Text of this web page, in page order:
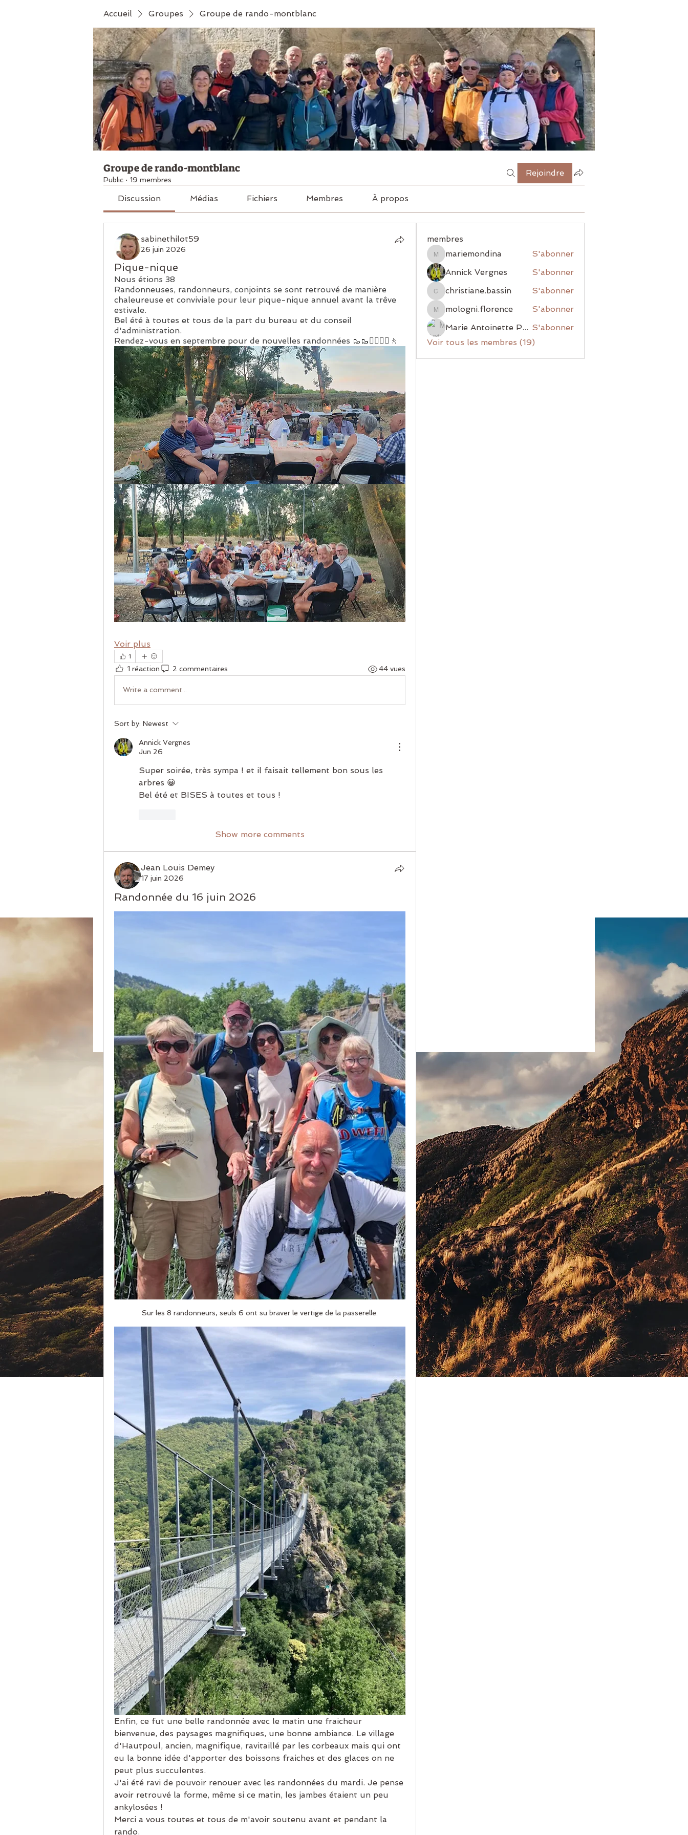
Accueil Groupes Groupe de rando-montblanc
Groupe de rando-montblanc
Public · 19 membres
Rejoindre
Discussion Médias Fichiers Membres À propos
sabinethilot59
26 juin 2026
Pique-nique
Nous étions 38
Randonneuses, randonneurs, conjoints se sont retrouvé de manière
chaleureuse et conviviale pour leur pique-nique annuel avant la trêve
estivale.
Bel été à toutes et tous de la part du bureau et du conseil
d'administration.
Rendez-vous en septembre pour de nouvelles randonnées 🥾🥾🚶‍♂️🚶‍♀️🚶
Voir plus
1
1 réaction 2 commentaires 44 vues
Write a comment...
Sort by: Newest
Annick Vergnes
Jun 26
Super soirée, très sympa ! et il faisait tellement bon sous les
arbres 😀
Bel été et BISES à toutes et tous !
Show more comments
Jean Louis Demey
17 juin 2026
Randonnée du 16 juin 2026
Sur les 8 randonneurs, seuls 6 ont su braver le vertige de la passerelle.
Enfin, ce fut une belle randonnée avec le matin une fraicheur
bienvenue, des paysages magnifiques, une bonne ambiance. Le village
d'Hautpoul, ancien, magnifique, ravitaillé par les corbeaux mais qui ont
eu la bonne idée d'apporter des boissons fraiches et des glaces on ne
peut plus succulentes.
J'ai été ravi de pouvoir renouer avec les randonnées du mardi. Je pense
avoir retrouvé la forme, même si ce matin, les jambes étaient un peu
ankylosées !
Merci a vous toutes et tous de m'avoir soutenu avant et pendant la
rando.
membres
mariemondina
mariemondina
S'abonner
Annick Vergnes
S'abonner
christiane.bassin
christiane.bassin S'abonner
mologni.florence
mologni.florence
S'abonner
Marie Antoinette Pacory Laisney S'abonner
Voir tous les membres (19)